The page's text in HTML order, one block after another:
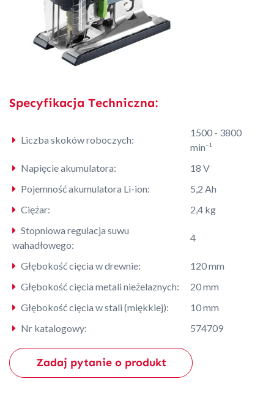
Specyfikacja Techniczna:
Liczba skoków roboczych:
1500 - 3800
min⁻¹
Napięcie akumulatora:
18 V
Pojemność akumulatora Li-ion:
5,2 Ah
Ciężar:
2,4 kg
Stopniowa regulacja suwu
wahadłowego:
4
Głębokość cięcia w drewnie:
120 mm
Głębokość cięcia metali nieżelaznych:
20 mm
Głębokość cięcia w stali (miękkiej):
10 mm
Nr katalogowy:
574709
Zadaj pytanie o produkt